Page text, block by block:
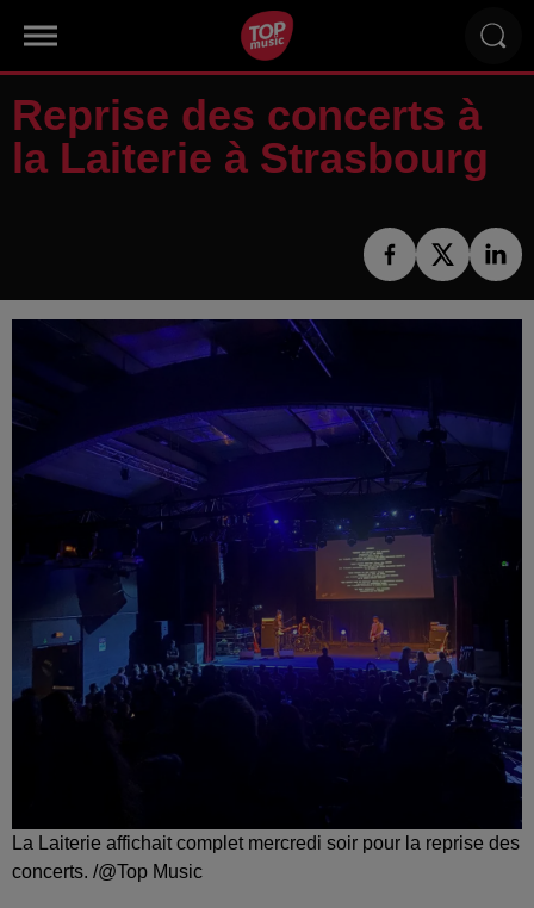
Reprise des concerts à
la Laiterie à Strasbourg
La Laiterie affichait complet mercredi soir pour la reprise des
concerts. /@Top Music